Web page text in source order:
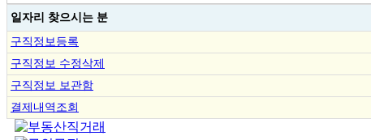
일자리 찾으시는 분
구직정보등록
구직정보 수정삭제
구직정보 보관함
결제내역조회